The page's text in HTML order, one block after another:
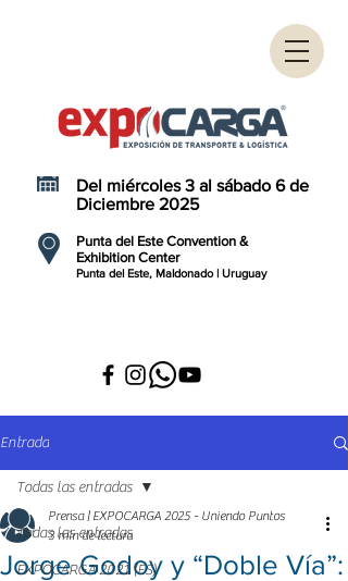
Punta del Este Convention &
Exhibition Center
Punta del Este, Maldonado | Uruguay
Del miércoles 3 al sábado 6 de
Diciembre 2025
Entrada
Todas las entradas
EXPOCARGA 2021 (ES)
Todas las entradas
Jorge Godoy y “Doble Vía”:
Prensa | EXPOCARGA 2025 - Uniendo Puntos
3 min de lectura